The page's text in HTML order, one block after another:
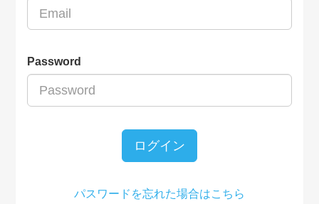
Password
ログイン
パスワードを忘れた場合はこちら